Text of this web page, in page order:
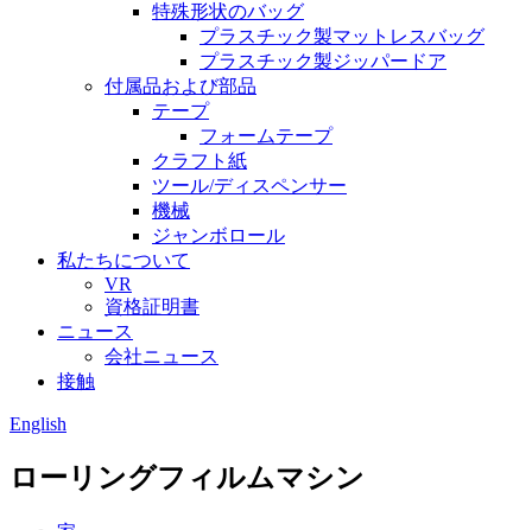
特殊形状のバッグ
プラスチック製マットレスバッグ
プラスチック製ジッパードア
付属品および部品
テープ
フォームテープ
クラフト紙
ツール/ディスペンサー
機械
ジャンボロール
私たちについて
VR
資格証明書
ニュース
会社ニュース
接触
English
ローリングフィルムマシン